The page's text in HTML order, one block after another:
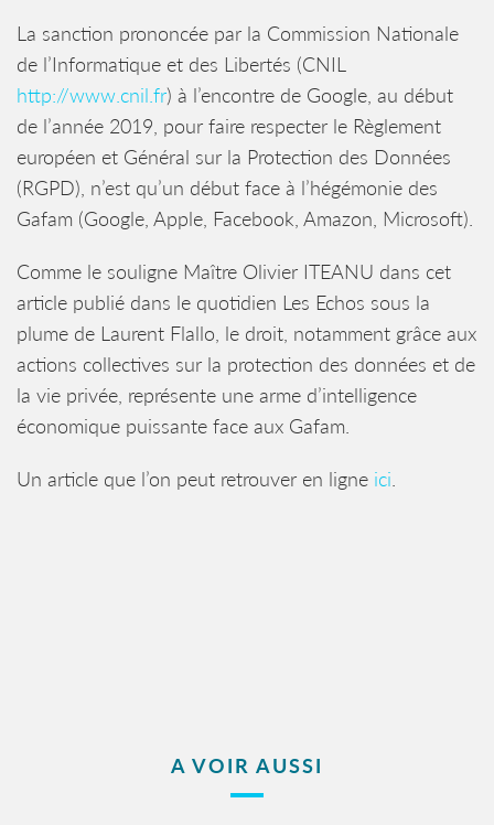
La sanction prononcée par la Commission Nationale
de l’Informatique et des Libertés (CNIL
http://www.cnil.fr) à l’encontre de Google, au début
de l’année 2019, pour faire respecter le Règlement
européen et Général sur la Protection des Données
(RGPD), n’est qu’un début face à l’hégémonie des
Gafam (Google, Apple, Facebook, Amazon, Microsoft).
Comme le souligne Maître Olivier ITEANU dans cet
article publié dans le quotidien Les Echos sous la
plume de Laurent Flallo, le droit, notamment grâce aux
actions collectives sur la protection des données et de
la vie privée, représente une arme d’intelligence
économique puissante face aux Gafam.
Un article que l’on peut retrouver en ligne ici
A VOIR AUSSI